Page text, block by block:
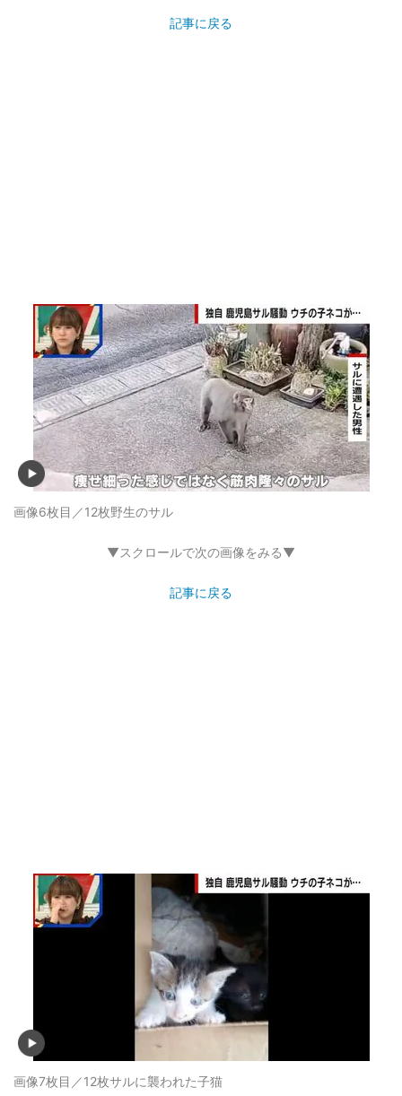
記事に戻る
画像6枚目／12枚野生のサル
▼スクロールで次の画像をみる▼
記事に戻る
画像7枚目／12枚サルに襲われた子猫